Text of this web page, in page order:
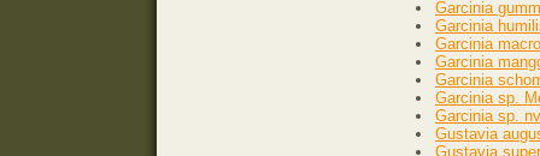
Garcinia
Garcinia
Garcinia
Garcinia
Garcinia
Garcinia sp.
Garcinia sp.
Gustavia
Gustavia